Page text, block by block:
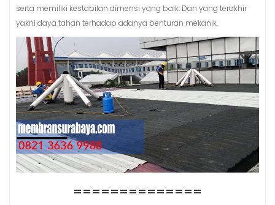
serta memiliki kestabilan dimensi yang baik. Dan yang terakhir
yakni daya tahan terhadap adanya benturan mekanik.
==============